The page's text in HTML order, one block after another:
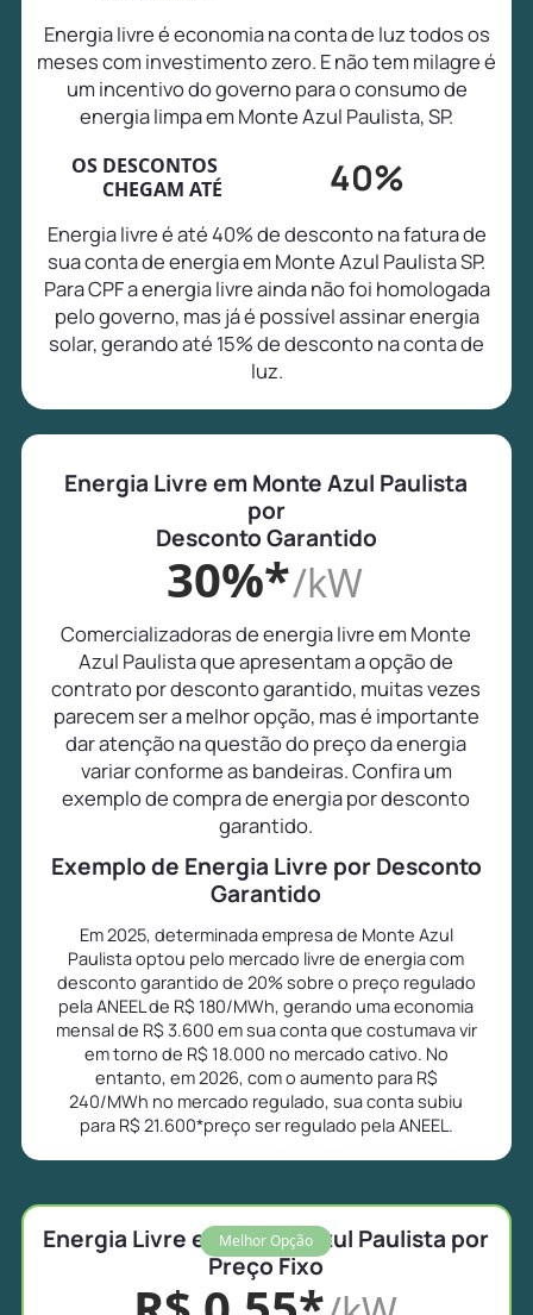
Energia livre é economia na conta de luz todos os
meses com investimento zero. E não tem milagre é
um incentivo do governo para o consumo de
energia limpa em Monte Azul Paulista, SP.
OS DESCONTOS
CHEGAM ATÉ
40%
Energia livre é até 40% de desconto na fatura de
sua conta de energia em Monte Azul Paulista SP.
Para CPF a energia livre ainda não foi homologada
pelo governo, mas já é possível assinar energia
solar, gerando até 15% de desconto na conta de
luz.
Energia Livre em Monte Azul Paulista
por
Desconto Garantido
30%*/kW
Comercializadoras de energia livre em Monte
Azul Paulista que apresentam a opção de
contrato por desconto garantido, muitas vezes
parecem ser a melhor opção, mas é importante
dar atenção na questão do preço da energia
variar conforme as bandeiras. Confira um
exemplo de compra de energia por desconto
garantido.
Exemplo de Energia Livre por Desconto
Garantido
Em 2025, determinada empresa de Monte Azul
Paulista optou pelo mercado livre de energia com
desconto garantido de 20% sobre o preço regulado
pela ANEEL de R$ 180/MWh, gerando uma economia
mensal de R$ 3.600 em sua conta que costumava vir
em torno de R$ 18.000 no mercado cativo. No
entanto, em 2026, com o aumento para R$
240/MWh no mercado regulado, sua conta subiu
para R$ 21.600*preço ser regulado pela ANEEL.
Melhor Opção
Energia Livre em Monte Azul Paulista por
Preço Fixo